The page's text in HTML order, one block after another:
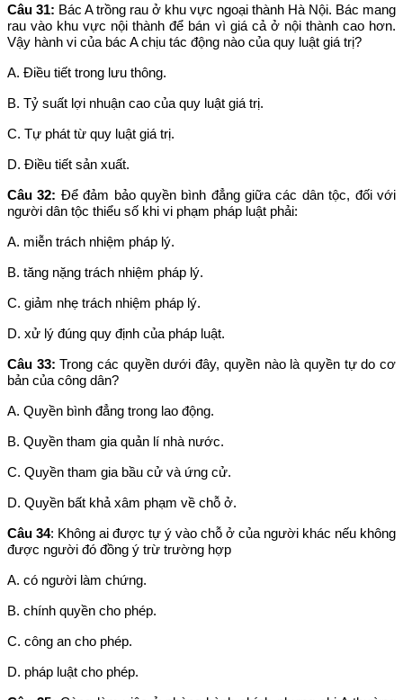
Câu 31: Bác A trồng rau ở khu vực ngoại thành Hà Nội. Bác mang
rau vào khu vực nội thành để bán vì giá cả ở nội thành cao hơn.
Vậy hành vi của bác A chịu tác động nào của quy luật giá trị?
A. Điều tiết trong lưu thông.
B. Tỷ suất lợi nhuận cao của quy luật giá trị.
C. Tự phát từ quy luật giá trị.
D. Điều tiết sản xuất.
Câu 32: Để đảm bảo quyền bình đẳng giữa các dân tộc, đối với
người dân tộc thiểu số khi vi phạm pháp luật phải:
A. miễn trách nhiệm pháp lý.
B. tăng nặng trách nhiệm pháp lý.
C. giảm nhẹ trách nhiệm pháp lý.
D. xử lý đúng quy định của pháp luật.
Câu 33: Trong các quyền dưới đây, quyền nào là quyền tự do cơ
bản của công dân?
A. Quyền bình đẳng trong lao động.
B. Quyền tham gia quản lí nhà nước.
C. Quyền tham gia bầu cử và ứng cử.
D. Quyền bất khả xâm phạm về chỗ ở.
Câu 34: Không ai được tự ý vào chỗ ở của người khác nếu không
được người đó đồng ý trừ trường hợp
A. có người làm chứng.
B. chính quyền cho phép.
C. công an cho phép.
D. pháp luật cho phép.